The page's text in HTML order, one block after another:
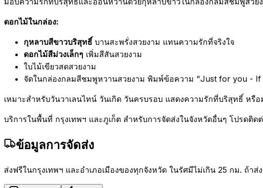
ดอกไม้ในกล่อง:
กุหลาบสีขาวบริสุทธิ์ บานสะพรั่งสวยงาม แทนความรักที่จริงใจ
ดอกไม้สีม่วงเล็กๆ เพิ่มสีสันสวยงาม
ใบไม้เขียวสดสวยงาม
จัดในกล่องกลมสีชมพูหวานสวยงาม พิมพ์ข้อความ "Just for you -
เหมาะสำหรับวันวาเลนไทน์ วันเกิด วันครบรอบ แสดงความรักที่บริสุทธิ์ ห
บริการในพื้นที่ กรุงเทพฯ และภูเก็ต สำหรับการจัดส่งในจังหวัดอื่นๆ โปรดติ
ข้อมูลการจัดส่ง
ส่งฟรีในกรุงเทพฯ และอำเภอเมืองของทุกจังหวัด ในรัศมีไม่เกิน 25 กม. ถ้า